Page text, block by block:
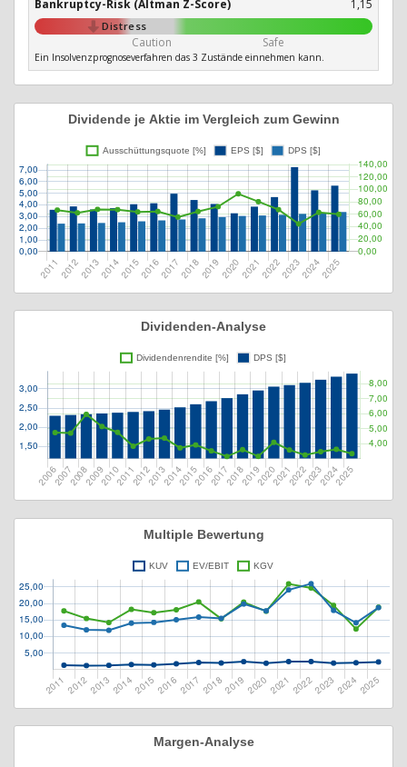
Bankruptcy-Risk (Altman Z-Score) 1,15
Distress
Caution Safe
Ein Insolvenzprognoseverfahren das 3 Zustände einnehmen kann.